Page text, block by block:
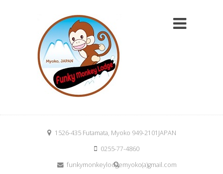
1526-435 Futamata, Myoko 949-2101JAPAN
0255-77-4860
funkymonkeylodgemyoko(a)gmail.com